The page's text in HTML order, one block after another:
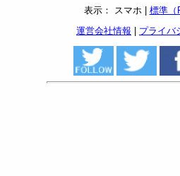
表示： スマホ | 標準（
運営会社情報
プライバ